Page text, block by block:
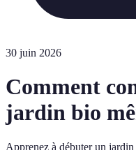
30 juin 2026
Comment
jardin bio
Apprenez à débuter un